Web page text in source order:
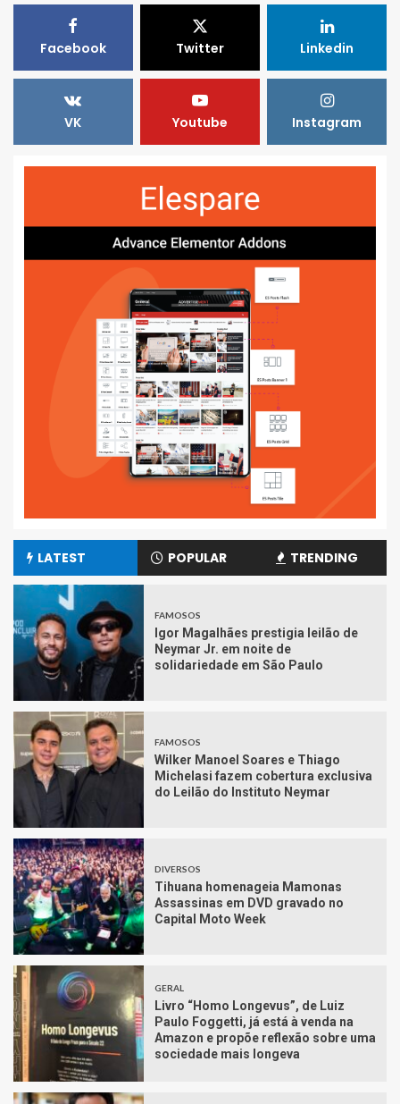
Facebook Twitter Linkedin
VK Youtube Instagram
LATEST POPULAR TRENDING
FAMOSOS
Igor Magalhães prestigia leilão de
Neymar Jr. em noite de
solidariedade em São Paulo
FAMOSOS
Wilker Manoel Soares e Thiago
Michelasi fazem cobertura exclusiva
do Leilão do Instituto Neymar
DIVERSOS
Tihuana homenageia Mamonas
Assassinas em DVD gravado no
Capital Moto Week
GERAL
Livro “Homo Longevus”, de Luiz
Paulo Foggetti, já está à venda na
Amazon e propõe reflexão sobre uma
sociedade mais longeva